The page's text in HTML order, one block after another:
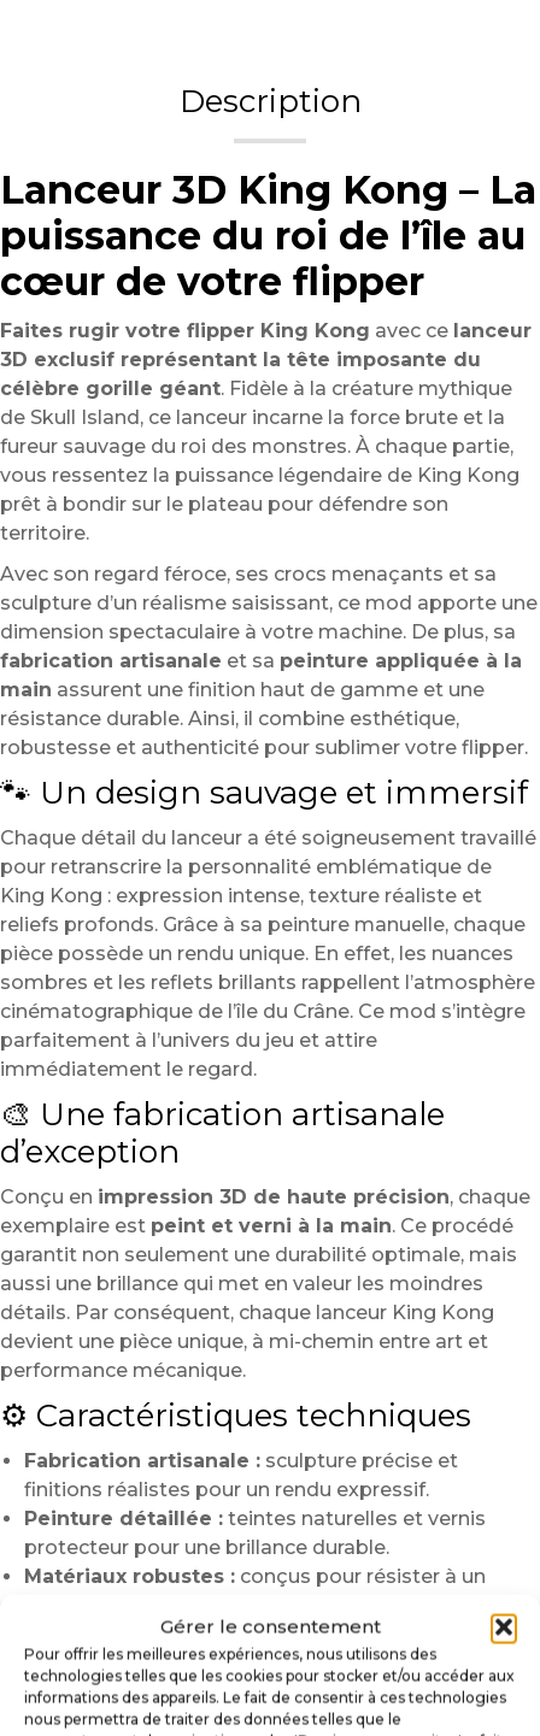
Gérer le consentement
Pour offrir les meilleures expériences, nous utilisons des
technologies telles que les cookies pour stocker et/ou accéder aux
informations des appareils. Le fait de consentir à ces technologies
nous permettra de traiter des données telles que le
Description
Lanceur 3D King Kong – La
puissance du roi de l’île au
cœur de votre flipper
Faites rugir votre flipper King Kong avec ce lanceur
3D exclusif représentant la tête imposante du
célèbre gorille géant. Fidèle à la créature mythique
de Skull Island, ce lanceur incarne la force brute et la
fureur sauvage du roi des monstres. À chaque partie,
vous ressentez la puissance légendaire de King Kong
prêt à bondir sur le plateau pour défendre son
territoire.
Avec son regard féroce, ses crocs menaçants et sa
sculpture d’un réalisme saisissant, ce mod apporte une
dimension spectaculaire à votre machine. De plus, sa
fabrication artisanale et sa peinture appliquée à la
main assurent une finition haut de gamme et une
résistance durable. Ainsi, il combine esthétique,
robustesse et authenticité pour sublimer votre flipper.
🐾 Un design sauvage et immersif
Chaque détail du lanceur a été soigneusement travaillé
pour retranscrire la personnalité emblématique de
King Kong : expression intense, texture réaliste et
reliefs profonds. Grâce à sa peinture manuelle, chaque
pièce possède un rendu unique. En effet, les nuances
sombres et les reflets brillants rappellent l’atmosphère
cinématographique de l’île du Crâne. Ce mod s’intègre
parfaitement à l’univers du jeu et attire
immédiatement le regard.
🎨 Une fabrication artisanale
d’exception
Conçu en impression 3D de haute précision, chaque
exemplaire est peint et verni à la main. Ce procédé
garantit non seulement une durabilité optimale, mais
aussi une brillance qui met en valeur les moindres
détails. Par conséquent, chaque lanceur King Kong
devient une pièce unique, à mi-chemin entre art et
performance mécanique.
⚙️ Caractéristiques techniques
Fabrication artisanale : sculpture précise et
finitions réalistes pour un rendu expressif.
Peinture détaillée : teintes naturelles et vernis
protecteur pour une brillance durable.
Matériaux robustes : conçus pour résister à un
Compatibilité :flipperKing Konget modèles
standards à tige Stern.
Installation rapide : remplacement direct du
lanceur d’origine en quelques minutes.